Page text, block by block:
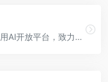
智谱AI大模型开放平台-新一代国产自主通用AI开放平台，致力于将产品技术与行业场景双轮驱动的中国先进的认知智能技术和千行百业应用相结合，构建更高精度、高效率、通用化的AI开发新模式，实现智谱大模型的产业化，将AI的好处带给每个人。